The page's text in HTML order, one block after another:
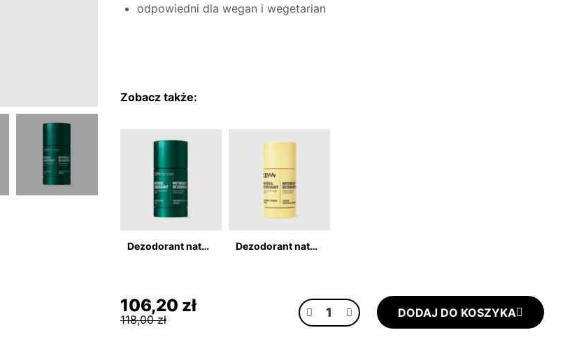
odpowiedni dla wegan i wegetarian
Zobacz także:
Dezodorant naturalny 80g w sztyfcie z czarną hubą Dezodorant naturalny 80g w sztyfcie - cyprysik japoński i bergamotka
118,00 zł
106,20 zł DODAJ DO KOSZYKA